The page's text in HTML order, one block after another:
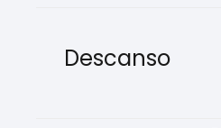
Descanso